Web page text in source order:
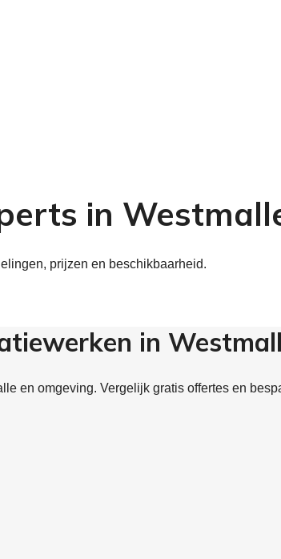
in
prijzen en beschikbaarheid.
in
en omgeving. Vergelijk gratis offertes en